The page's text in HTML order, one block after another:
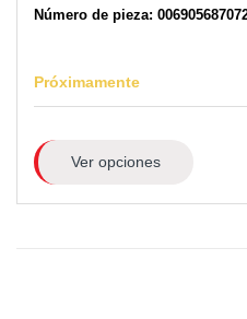
Número de pieza:
Próximamente
Ver opciones